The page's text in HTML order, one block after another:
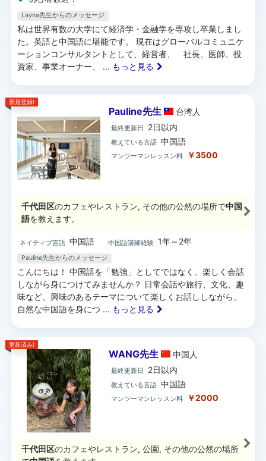
Layna先生からのメッセージ
私は世界有数の大学にて経済学・金融学を専攻し卒業しまし
た。英語と中国語に堪能です。 現在はグローバルコミュニケ
ーションコンサルタントとして、経営者、 社長、医師、投
資家、事業オーナー、 ... もっと見る
新規登録!
Pauline先生 台湾人
最終更新日 2日以内
教えている言語 中国語
マンツーマンレッスン料 ￥3500
千代田区のカフェやレストラン, その他の公然の場所で中国
語を教えます。
ネイティブ言語 中国語 中国語講師経験 1年～2年
Pauline先生からのメッセージ
こんにちは！ 中国語を「勉強」としてではなく、楽しく会話
しながら身につけてみませんか？ 日常会話や旅行、文化、趣
味など、興味のあるテーマについて楽しくお話ししながら、
自然な中国語を身につ ... もっと見る
更新済み!
WANG先生 中国 人
最終更新日 2日以内
教えている言語 中国語
マンツーマンレッスン料 ￥2000
千代田区のカフェやレストラン, 公園, その他の公然の場所